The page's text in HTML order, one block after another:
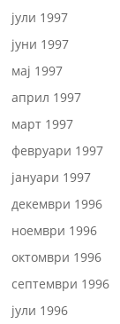
јули 1997
јуни 1997
мај 1997
април 1997
март 1997
февруари 1997
јануари 1997
декември 1996
ноември 1996
октомври 1996
септември 1996
јули 1996